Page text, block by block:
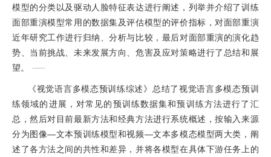
模型的分类以及驱动人脸特征表达进行阐述，列举并介绍了训练
面部重演模型常用的数据集及评估模型的评价指标，对面部重演
近年研究工作进行归纳、分析与比较，最后对面部重演的演化趋
势、当前挑战、未来发展方向、危害及应对策略进行了总结和展
望。
《视觉语言多模态预训练综述》总结了视觉语言多模态预训
练领域的进展，对常见的预训练数据集和预训练方法进行了汇
总，然后对目前最新方法和经典方法进行系统概述，按输入来源
分为图像—文本预训练模型和视频—文本多模态模型两大类，阐
述了各方法之间的共性和差异，并将各模型在具体下游任务上的